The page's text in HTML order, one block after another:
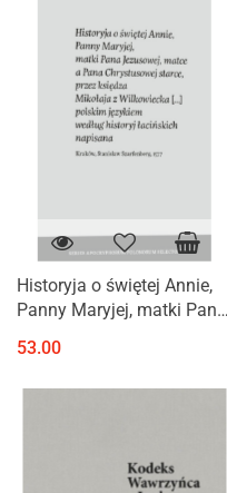
Historyja o świętej Annie,
Panny Maryjej, matki Pana
Chrystusowej starce, przez
księdza Mikołaja ...
53.00